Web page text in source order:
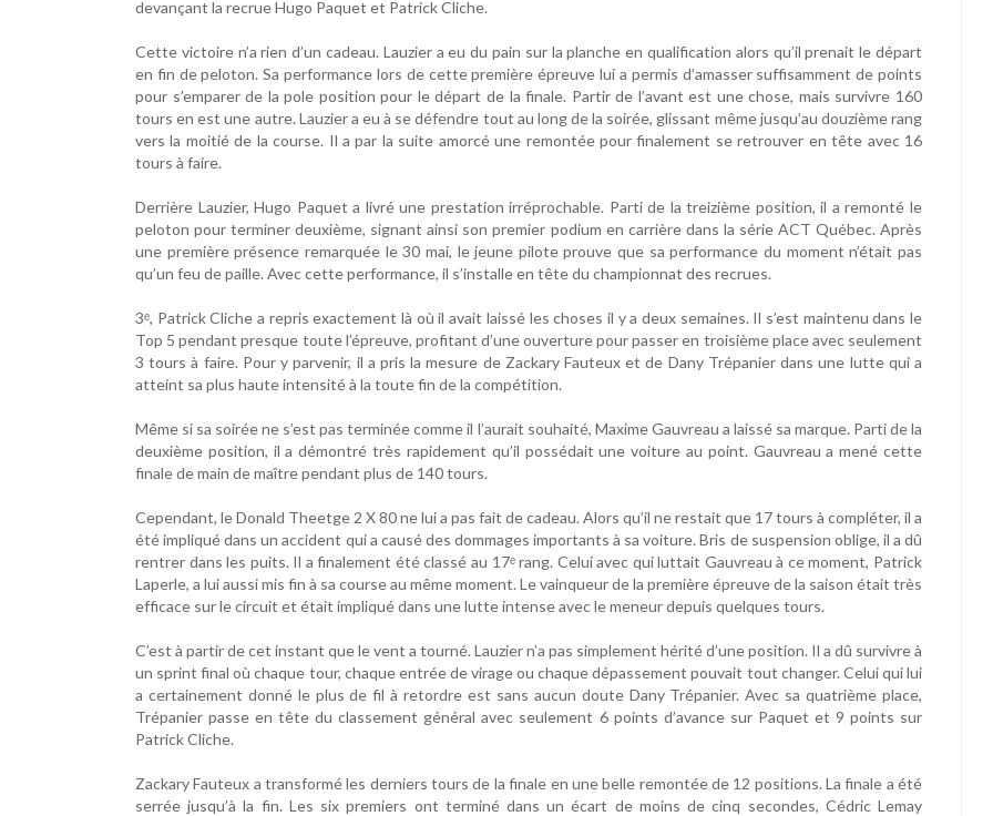
devançant la recrue Hugo Paquet et Patrick Cliche.
Cette victoire n’a rien d’un cadeau. Lauzier a eu du pain sur la planche en qualification alors qu’il prenait le départ
en fin de peloton. Sa performance lors de cette première épreuve lui a permis d’amasser suffisamment de points
pour s’emparer de la pole position pour le départ de la finale. Partir de l’avant est une chose, mais survivre 160
tours en est une autre. Lauzier a eu à se défendre tout au long de la soirée, glissant même jusqu’au douzième rang
vers la moitié de la course. Il a par la suite amorcé une remontée pour finalement se retrouver en tête avec 16
tours à faire.
Derrière Lauzier, Hugo Paquet a livré une prestation irréprochable. Parti de la treizième position, il a remonté le
peloton pour terminer deuxième, signant ainsi son premier podium en carrière dans la série ACT Québec. Après
une première présence remarquée le 30 mai, le jeune pilote prouve que sa performance du moment n’était pas
qu’un feu de paille. Avec cette performance, il s’installe en tête du championnat des recrues.
3ᵉ, Patrick Cliche a repris exactement là où il avait laissé les choses il y a deux semaines. Il s’est maintenu dans le
Top 5 pendant presque toute l’épreuve, profitant d’une ouverture pour passer en troisième place avec seulement
3 tours à faire. Pour y parvenir, il a pris la mesure de Zackary Fauteux et de Dany Trépanier dans une lutte qui a
atteint sa plus haute intensité à la toute fin de la compétition.
Même si sa soirée ne s’est pas terminée comme il l’aurait souhaité, Maxime Gauvreau a laissé sa marque. Parti de la
deuxième position, il a démontré très rapidement qu’il possédait une voiture au point. Gauvreau a mené cette
finale de main de maître pendant plus de 140 tours.
Cependant, le Donald Theetge 2 X 80 ne lui a pas fait de cadeau. Alors qu’il ne restait que 17 tours à compléter, il a
été impliqué dans un accident qui a causé des dommages importants à sa voiture. Bris de suspension oblige, il a dû
rentrer dans les puits. Il a finalement été classé au 17ᵉ rang. Celui avec qui luttait Gauvreau à ce moment, Patrick
Laperle, a lui aussi mis fin à sa course au même moment. Le vainqueur de la première épreuve de la saison était très
efficace sur le circuit et était impliqué dans une lutte intense avec le meneur depuis quelques tours.
C’est à partir de cet instant que le vent a tourné. Lauzier n’a pas simplement hérité d’une position. Il a dû survivre à
un sprint final où chaque tour, chaque entrée de virage ou chaque dépassement pouvait tout changer. Celui qui lui
a certainement donné le plus de fil à retordre est sans aucun doute Dany Trépanier. Avec sa quatrième place,
Trépanier passe en tête du classement général avec seulement 6 points d’avance sur Paquet et 9 points sur
Patrick Cliche.
Zackary Fauteux a transformé les derniers tours de la finale en une belle remontée de 12 positions. La finale a été
serrée jusqu’à la fin. Les six premiers ont terminé dans un écart de moins de cinq secondes, Cédric Lemay